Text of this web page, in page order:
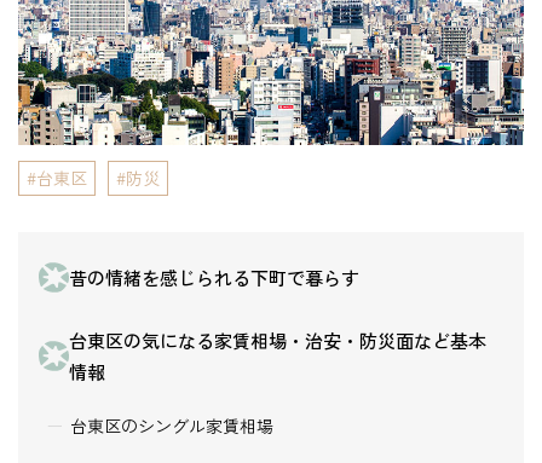
台東区 防災
昔の情緒を感じられる下町で暮らす
台東区の気になる家賃相場・治安・防災面など基本
情報
台東区のシングル家賃相場